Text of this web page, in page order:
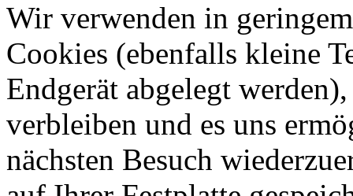
Wir verwenden in
Cookies (ebenfalls kleine
Endgerät abgelegt
verbleiben und es uns
nächsten Besuch